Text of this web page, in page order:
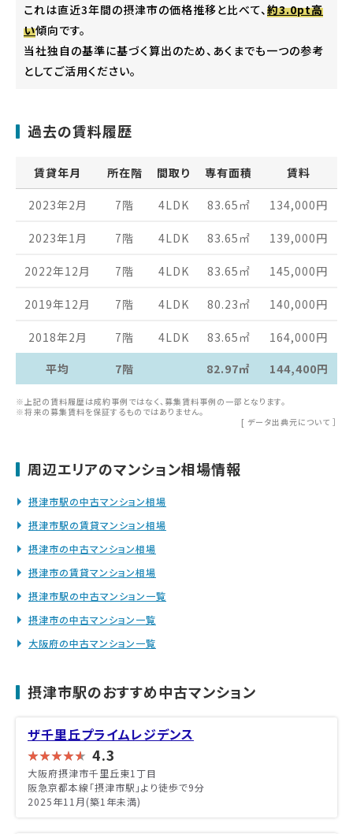
これは直近3年間の摂津市の価格推移と比べて、 約3.0pt高
い傾向です。
当社独自の基準に基づく算出のため、あくまでも一つの参考
としてご活用ください。
過去の賃料履歴
賃貸年月 所在階 間取り 専有面積 賃料
2023年2月 7階 4LDK 83.65 ㎡ 134,000円
2023年1月 7階 4LDK 83.65 ㎡ 139,000円
2022年12月 7階 4LDK 83.65 ㎡ 145,000円
2019年12月 7階 4LDK 80.23 ㎡ 140,000円
2018年2月 7階 4LDK 83.65 ㎡ 164,000円
平均
7階 82.97㎡ 144,400円
※上記の賃料履歴は成約事例ではなく、募集賃料事例の一部となります。
※将来の募集賃料を保証するものではありません。
[ データ出典元について ］
周辺エリアのマンション相場情報
摂津市駅の中古マンション相場
摂津市駅の賃貸マンション相場
摂津市の中古マンション相場
摂津市の賃貸マンション相場
摂津市駅の中古マンション一覧
摂津市の中古マンション一覧
大阪府の中古マンション一覧
摂津市駅のおすすめ中古マンション
ザ千里丘プライムレジデンス
4.3
大阪府摂津市千里丘東1丁目
阪急京都本線「摂津市駅」より徒歩で9分
2025年11月(築1年未満)